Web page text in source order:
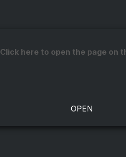
Click here to open the page on